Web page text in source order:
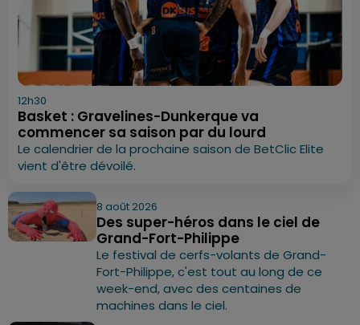
12h30
Basket : Gravelines-Dunkerque va
commencer sa saison par du lourd
Le calendrier de la prochaine saison de BetClic Elite
vient d'être dévoilé.
8 août 2026
Des super-héros dans le ciel de
Grand-Fort-Philippe
Le festival de cerfs-volants de Grand-
Fort-Philippe, c'est tout au long de ce
week-end, avec des centaines de
machines dans le ciel.